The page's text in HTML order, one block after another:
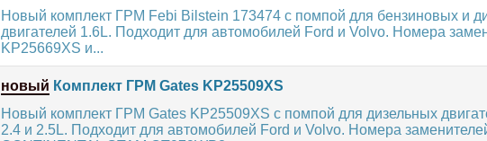
Новый комплект ГРМ Febi Bilstein 173474 с помпой для бензиновых и
двигателей 1.6L. Подходит для автомобилей Ford и Volvo. Номера
KP25669XS и...
новый Комплект ГРМ Gates KP25509XS
Новый комплект ГРМ Gates KP25509XS с помпой для дизельных
2.4 и 2.5L. Подходит для автомобилей Ford и Volvo. Номера